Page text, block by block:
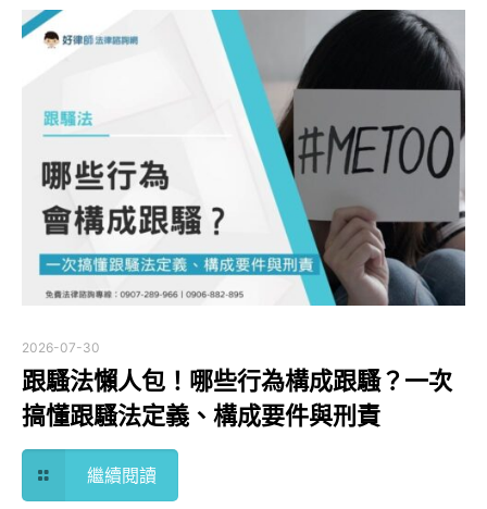
2026-07-30
跟騷法懶人包！哪些行為構成跟騷？一次
搞懂跟騷法定義、構成要件與刑責
繼續閱讀